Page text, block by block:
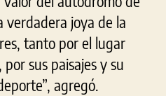
verdadera joya de la
tanto por el lugar
sus paisajes y su
agregó.